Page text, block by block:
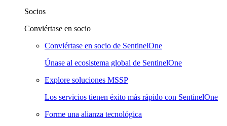
Socios
Conviértase en socio
Conviértase en socio de SentinelOne
Únase al ecosistema global de SentinelOne
Explore soluciones MSSP
Los servicios tienen éxito más rápido con SentinelOne
Forme una alianza tecnológica